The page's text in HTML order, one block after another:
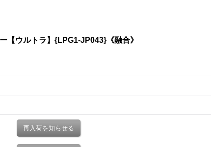
【ウルトラ】{LPG1-JP043}《融合》
再入荷を知らせる